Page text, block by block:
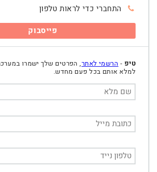
התחברי כדי לראות טלפון
פייסבוק
טיפ - הרשמי לאתר, הפרטים שלך ישמרו
למלא אותם בכל פעם מחדש.